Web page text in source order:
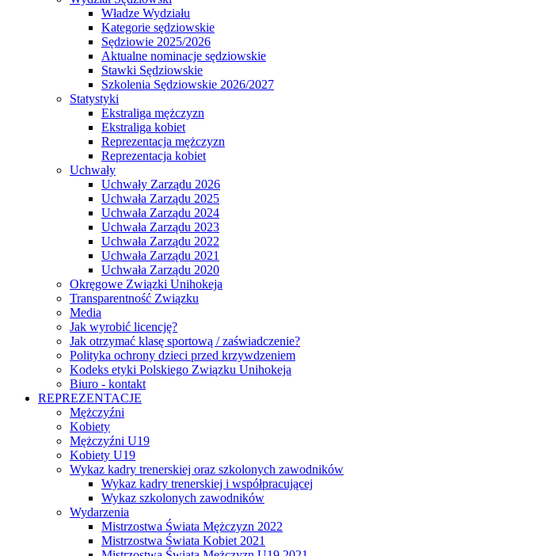
Władze Wydziału
Kategorie sędziowskie
Sędziowie 2025/2026
Aktualne nominacje sędziowskie
Stawki Sędziowskie
Szkolenia Sędziowskie 2026/2027
Statystyki
Ekstraliga mężczyzn
Ekstraliga kobiet
Reprezentacja mężczyzn
Reprezentacja kobiet
Uchwały
Uchwały Zarządu 2026
Uchwała Zarządu 2025
Uchwała Zarządu 2024
Uchwała Zarządu 2023
Uchwała Zarządu 2022
Uchwała Zarządu 2021
Uchwała Zarządu 2020
Okręgowe Związki Unihokeja
Transparentność Związku
Media
Jak wyrobić licencję?
Jak otrzymać klasę sportową / zaświadczenie?
Polityka ochrony dzieci przed krzywdzeniem
Kodeks etyki Polskiego Związku Unihokeja
Biuro - kontakt
REPREZENTACJE
Mężczyźni
Kobiety
Mężczyźni U19
Kobiety U19
Wykaz kadry trenerskiej oraz szkolonych zawodników
Wykaz kadry trenerskiej i współpracującej
Wykaz szkolonych zawodników
Wydarzenia
Mistrzostwa Świata Mężczyzn 2022
Mistrzostwa Świata Kobiet 2021